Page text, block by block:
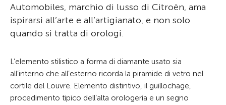
Automobiles, marchio di lusso di Citroën, ama
ispirarsi all’arte e all’artigianato, e non solo
quando si tratta di orologi.
L’elemento stilistico a forma di diamante usato sia
all’interno che all’esterno ricorda la piramide di vetro nel
cortile del Louvre. Elemento distintivo, il guillochage,
procedimento tipico dell’alta orologeria e un segno